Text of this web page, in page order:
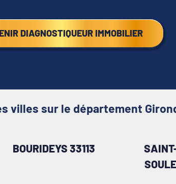
DIAGNOSTIQUEUR IMMOBILIER
villes sur le département
BOURIDEYS 33113